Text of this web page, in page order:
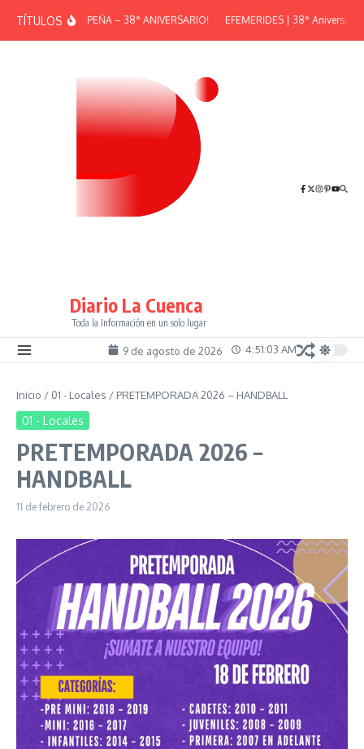
TÍTULOS¡GRAN PEÑA – 38° ANIVERSARIO! EFEMÉRIDES | 38°
Diario La Cuenca
Toda la Información en un solo lugar
9 de agosto de 2026 4:51:03 AM
Inicio / 01 - Locales / PRETEMPORADA 2026 – HANDBALL
01 - Locales
PRETEMPORADA 2026 –
HANDBALL
11 de febrero de 2026